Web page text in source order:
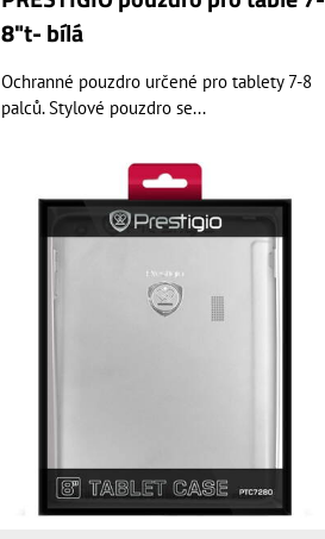
8"t- bílá
Ochranné pouzdro určené pro tablety 7-8
palců. Stylové pouzdro se...